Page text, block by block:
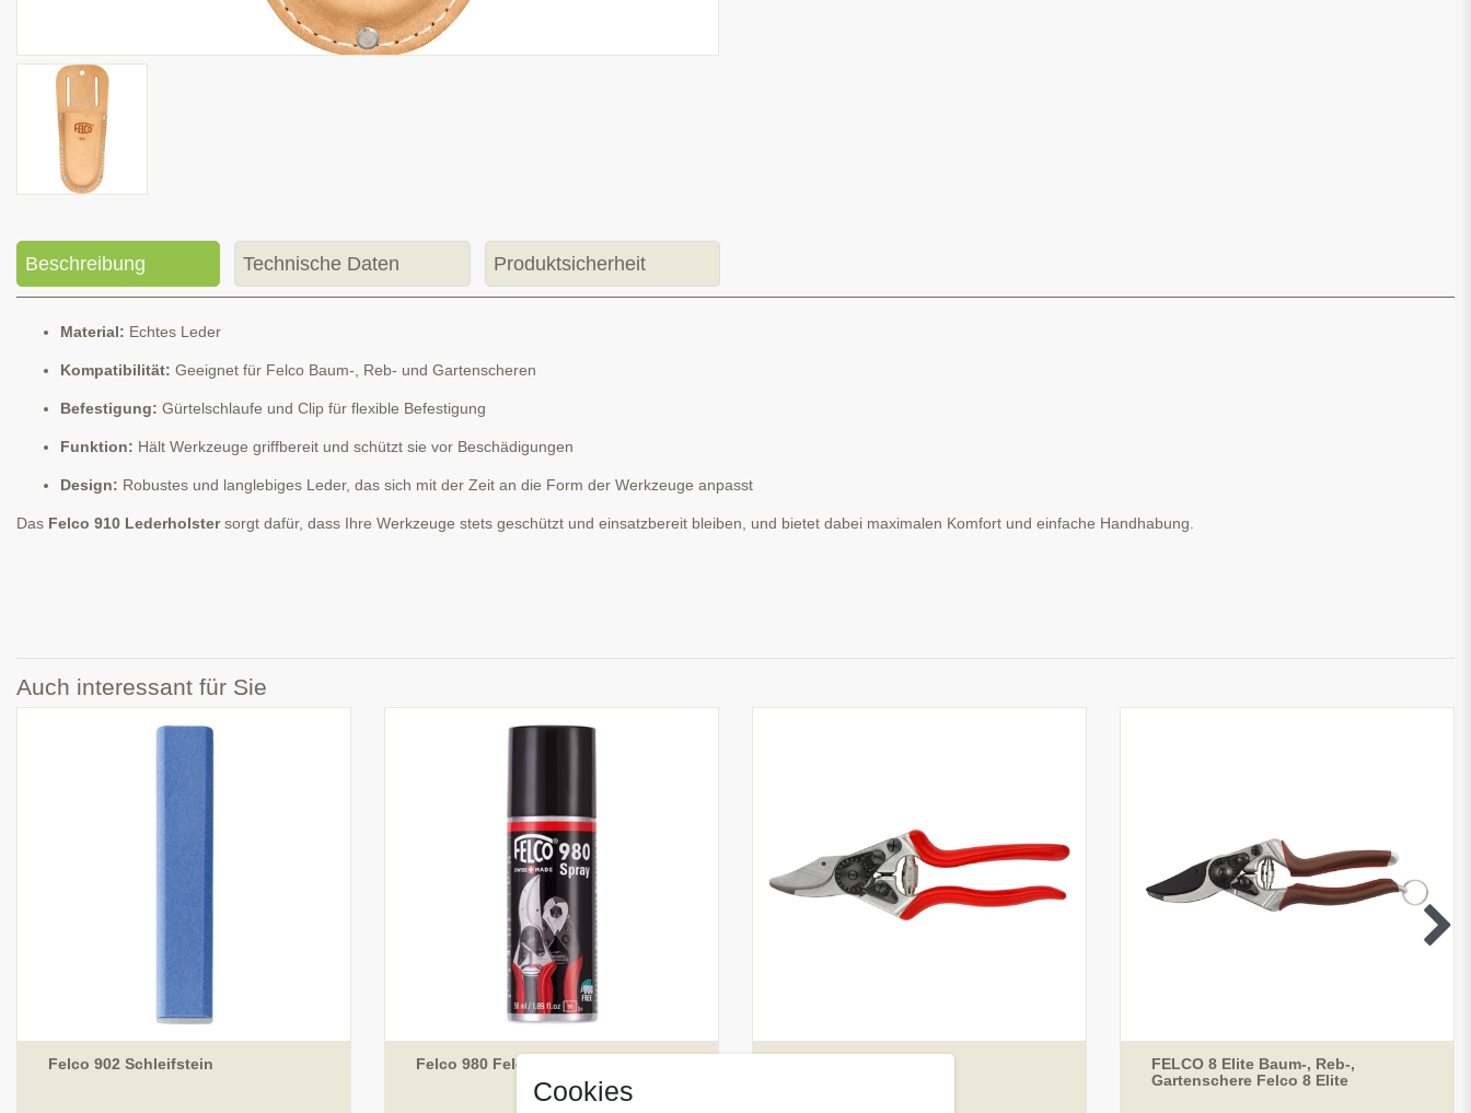
Beschreibung Technische Daten Produktsicherheit
Material: Echtes Leder
Kompatibilität: Geeignet für Felco Baum-, Reb- und Gartenscheren
Befestigung: Gürtelschlaufe und Clip für flexible Befestigung
Funktion: Hält Werkzeuge griffbereit und schützt sie vor Beschädigungen
Design: Robustes und langlebiges Leder, das sich mit der Zeit an die Form der Werkzeuge anpasst
Das Felco 910 Lederholstersorgt dafür, dass Ihre Werkzeuge stets geschützt und einsatzbereit bleiben, und bietet dabei maximalen Komfort und einfache Handhabung.
Auch interessant für Sie
Felco 902 Schleifstein Felco 980 Felco Spray
FELCO 8 Elite Baum-, Reb-,
Gartenschere Felco 8 Elite
Cookies